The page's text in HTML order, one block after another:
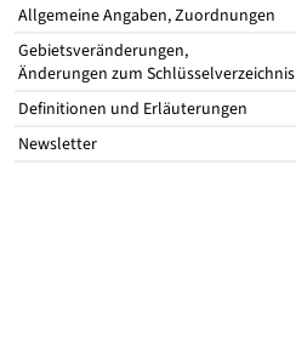
Allgemeine Angaben, Zuordnungen
Gebietsveränderungen,
Änderungen zum Schlüsselverzeichnis
Definitionen und Erläuterungen
Newsletter